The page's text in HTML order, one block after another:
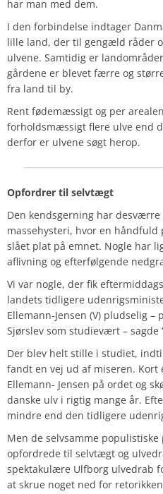
har man med dem.
I den forbindelse indtager
lille land, der til gengæld råder
ulvene. Samtidig er
gårdene er blevet færre og
fra land til by.
Rent fødemæssigt og per
forholdsmæssigt flere ulve end
derfor er ulvene søgt herop.
Opfordrer til selvtægt
Den kendsgerning har
massehysteri, hvor en
slået plat på emnet. Nogle har
aflivning og efterfølgende
Vi var nogle, der fik
landets tidligere
Ellemann-Jensen (V) pludselig –
Sjørslev som studievært – sagde
Der blev helt stille i studiet,
fandt en vej ud af miseren. Kort
Ellemann- Jensen på ordet og
danske ulv i rigtig mange år.
mindre end den tidligere
Men de selvsamme
opfordrede til selvtægt og
spektakulære Ulfborg ulvedrab
at skrue noget ned for